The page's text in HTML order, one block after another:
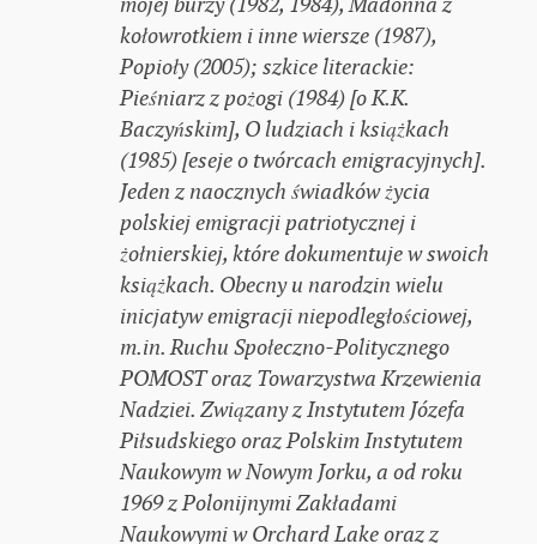
kołowrotkiem i inne wiersze (1987),
Popioły (2005); szkice literackie:
Pieśniarz z pożogi (1984) [o K.K.
Baczyńskim], O ludziach i książkach
(1985) [eseje o twórcach emigracyjnych].
Jeden z naocznych świadków życia
polskiej emigracji patriotycznej i
żołnierskiej, które dokumentuje w swoich
książkach. Obecny u narodzin wielu
inicjatyw emigracji niepodległościowej,
m.in. Ruchu Społeczno-Politycznego
POMOST oraz Towarzystwa Krzewienia
Nadziei. Związany z Instytutem Józefa
Piłsudskiego oraz Polskim Instytutem
Naukowym w Nowym Jorku, a od roku
1969 z Polonijnymi Zakładami
Naukowymi w Orchard Lake oraz z